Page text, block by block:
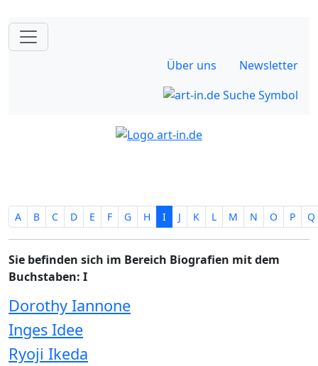
Über uns Newsletter
A B C D E F G H I J K L M N O P Q
Sie befinden sich im Bereich Biografien mit dem
Buchstaben: I
Dorothy Iannone
Inges Idee
Ryoji Ikeda